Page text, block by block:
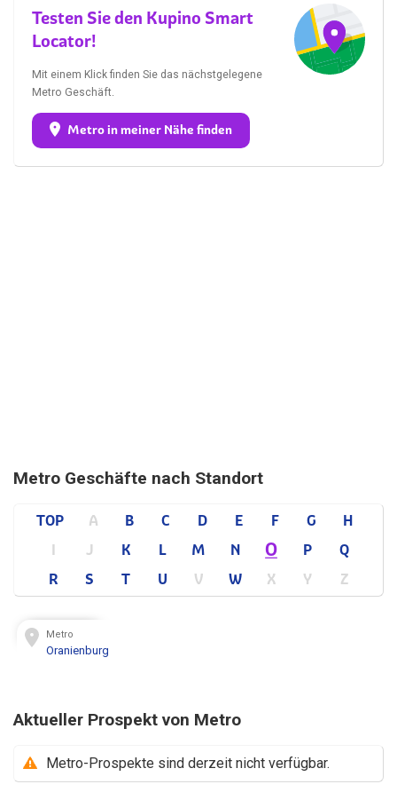
Testen Sie den Kupino Smart
Locator!
Mit einem Klick finden Sie das nächstgelegene
Metro Geschäft.
Metro in meiner Nähe finden
Metro Geschäfte nach Standort
TOP A B C D E F G
H
I
J K L M N O P
Q
R
S T U V W X Y Z
Metro
Oranienburg
Aktueller Prospekt von Metro
Metro-Prospekte sind derzeit nicht verfügbar.